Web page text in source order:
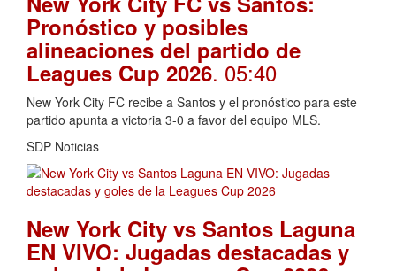
Pronóstico y posibles
alineaciones del partido de
Leagues Cup 2026. 05:40
New York City FC recibe a Santos y el pronóstico para este
partido apunta a victoria 3-0 a favor del equipo MLS.
SDP Noticias
New York City vs Santos Laguna
EN VIVO: Jugadas destacadas y